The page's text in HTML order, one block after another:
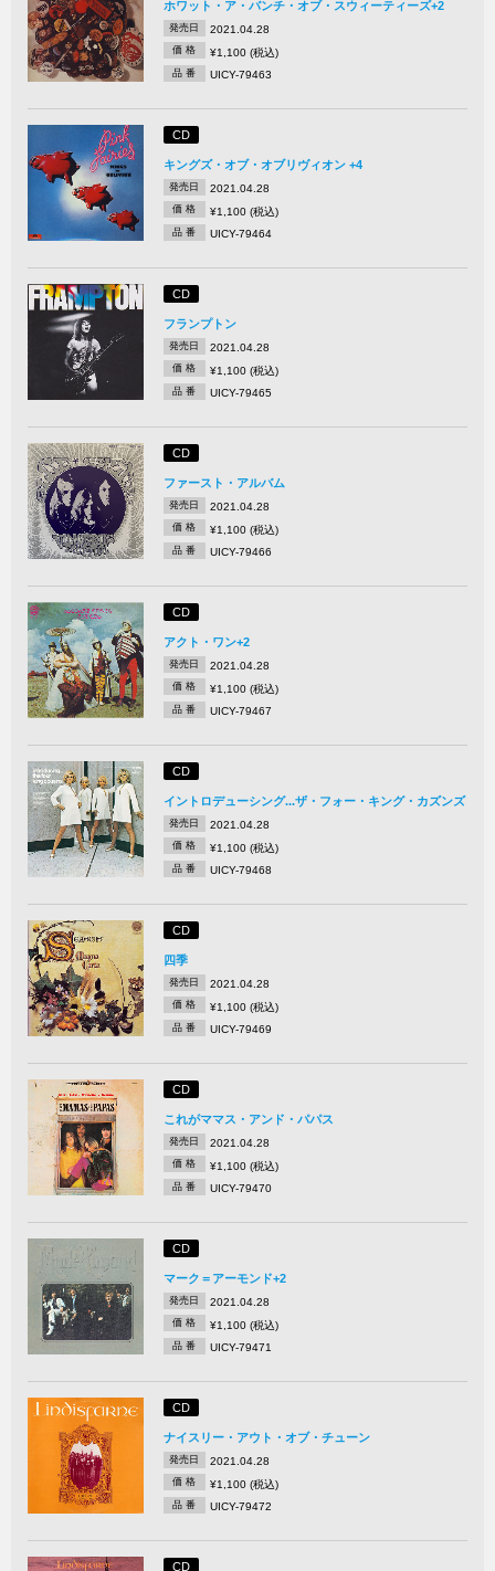
ホワット・ア・バンチ・オブ・スウィーティーズ+2
発売日 2021.04.28
価 格 ¥1,100 (税込)
品 番 UICY-79463
CD
キングズ・オブ・オブリヴィオン +4
発売日 2021.04.28
価 格 ¥1,100 (税込)
品 番 UICY-79464
CD
フランプトン
発売日 2021.04.28
価 格 ¥1,100 (税込)
品 番 UICY-79465
CD
ファースト・アルバム
発売日 2021.04.28
価 格 ¥1,100 (税込)
品 番 UICY-79466
CD
アクト・ワン+2
発売日 2021.04.28
価 格 ¥1,100 (税込)
品 番 UICY-79467
CD
イントロデューシング...ザ・フォー・キング・カズンズ
発売日 2021.04.28
価 格 ¥1,100 (税込)
品 番 UICY-79468
CD
四季
発売日 2021.04.28
価 格 ¥1,100 (税込)
品 番 UICY-79469
CD
これがママス・アンド・パパス
発売日 2021.04.28
価 格 ¥1,100 (税込)
品 番 UICY-79470
CD
マーク＝アーモンド+2
発売日 2021.04.28
価 格 ¥1,100 (税込)
品 番 UICY-79471
CD
ナイスリー・アウト・オブ・チューン
発売日 2021.04.28
価 格 ¥1,100 (税込)
品 番 UICY-79472
CD